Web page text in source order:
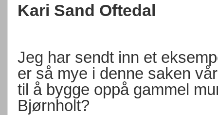
Kari Sand Oftedal
Jeg har sendt inn et
er så mye i denne saken
til å bygge oppå gammel
Bjørnholt?